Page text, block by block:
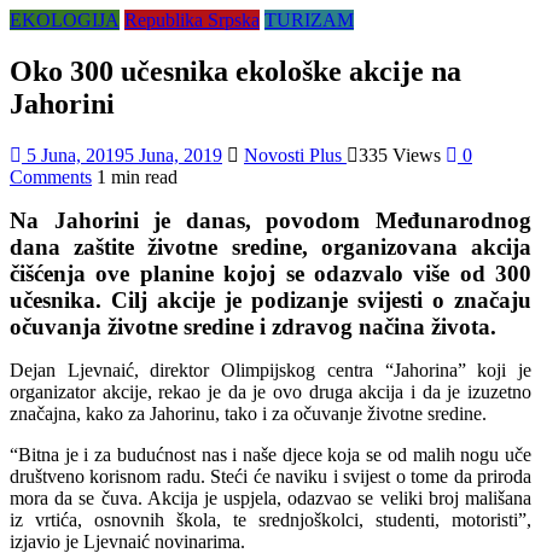
EKOLOGIJA Republika Srpska TURIZAM
Oko 300 učesnika ekološke akcije na
Jahorini
5 Juna, 20195 Juna, 2019 Novosti Plus 335 Views
0
Comments 1 min read
Na Jahorini je danas, povodom Međunarodnog
dana zaštite životne sredine, organizovana akcija
čišćenja ove planine kojoj se odazvalo više od 300
učesnika. Cilj akcije je podizanje svijesti o značaju
očuvanja životne sredine i zdravog načina života.
Dejan Ljevnaić, direktor Olimpijskog centra “Jahorina” koji je
organizator akcije, rekao je da je ovo druga akcija i da je izuzetno
značajna, kako za Jahorinu, tako i za očuvanje životne sredine.
“Bitna je i za budućnost nas i naše djece koja se od malih nogu uče
društveno korisnom radu. Steći će naviku i svijest o tome da priroda
mora da se čuva. Akcija je uspjela, odazvao se veliki broj mališana
iz vrtića, osnovnih škola, te srednjoškolci, studenti, motoristi”,
izjavio je Ljevnaić novinarima.